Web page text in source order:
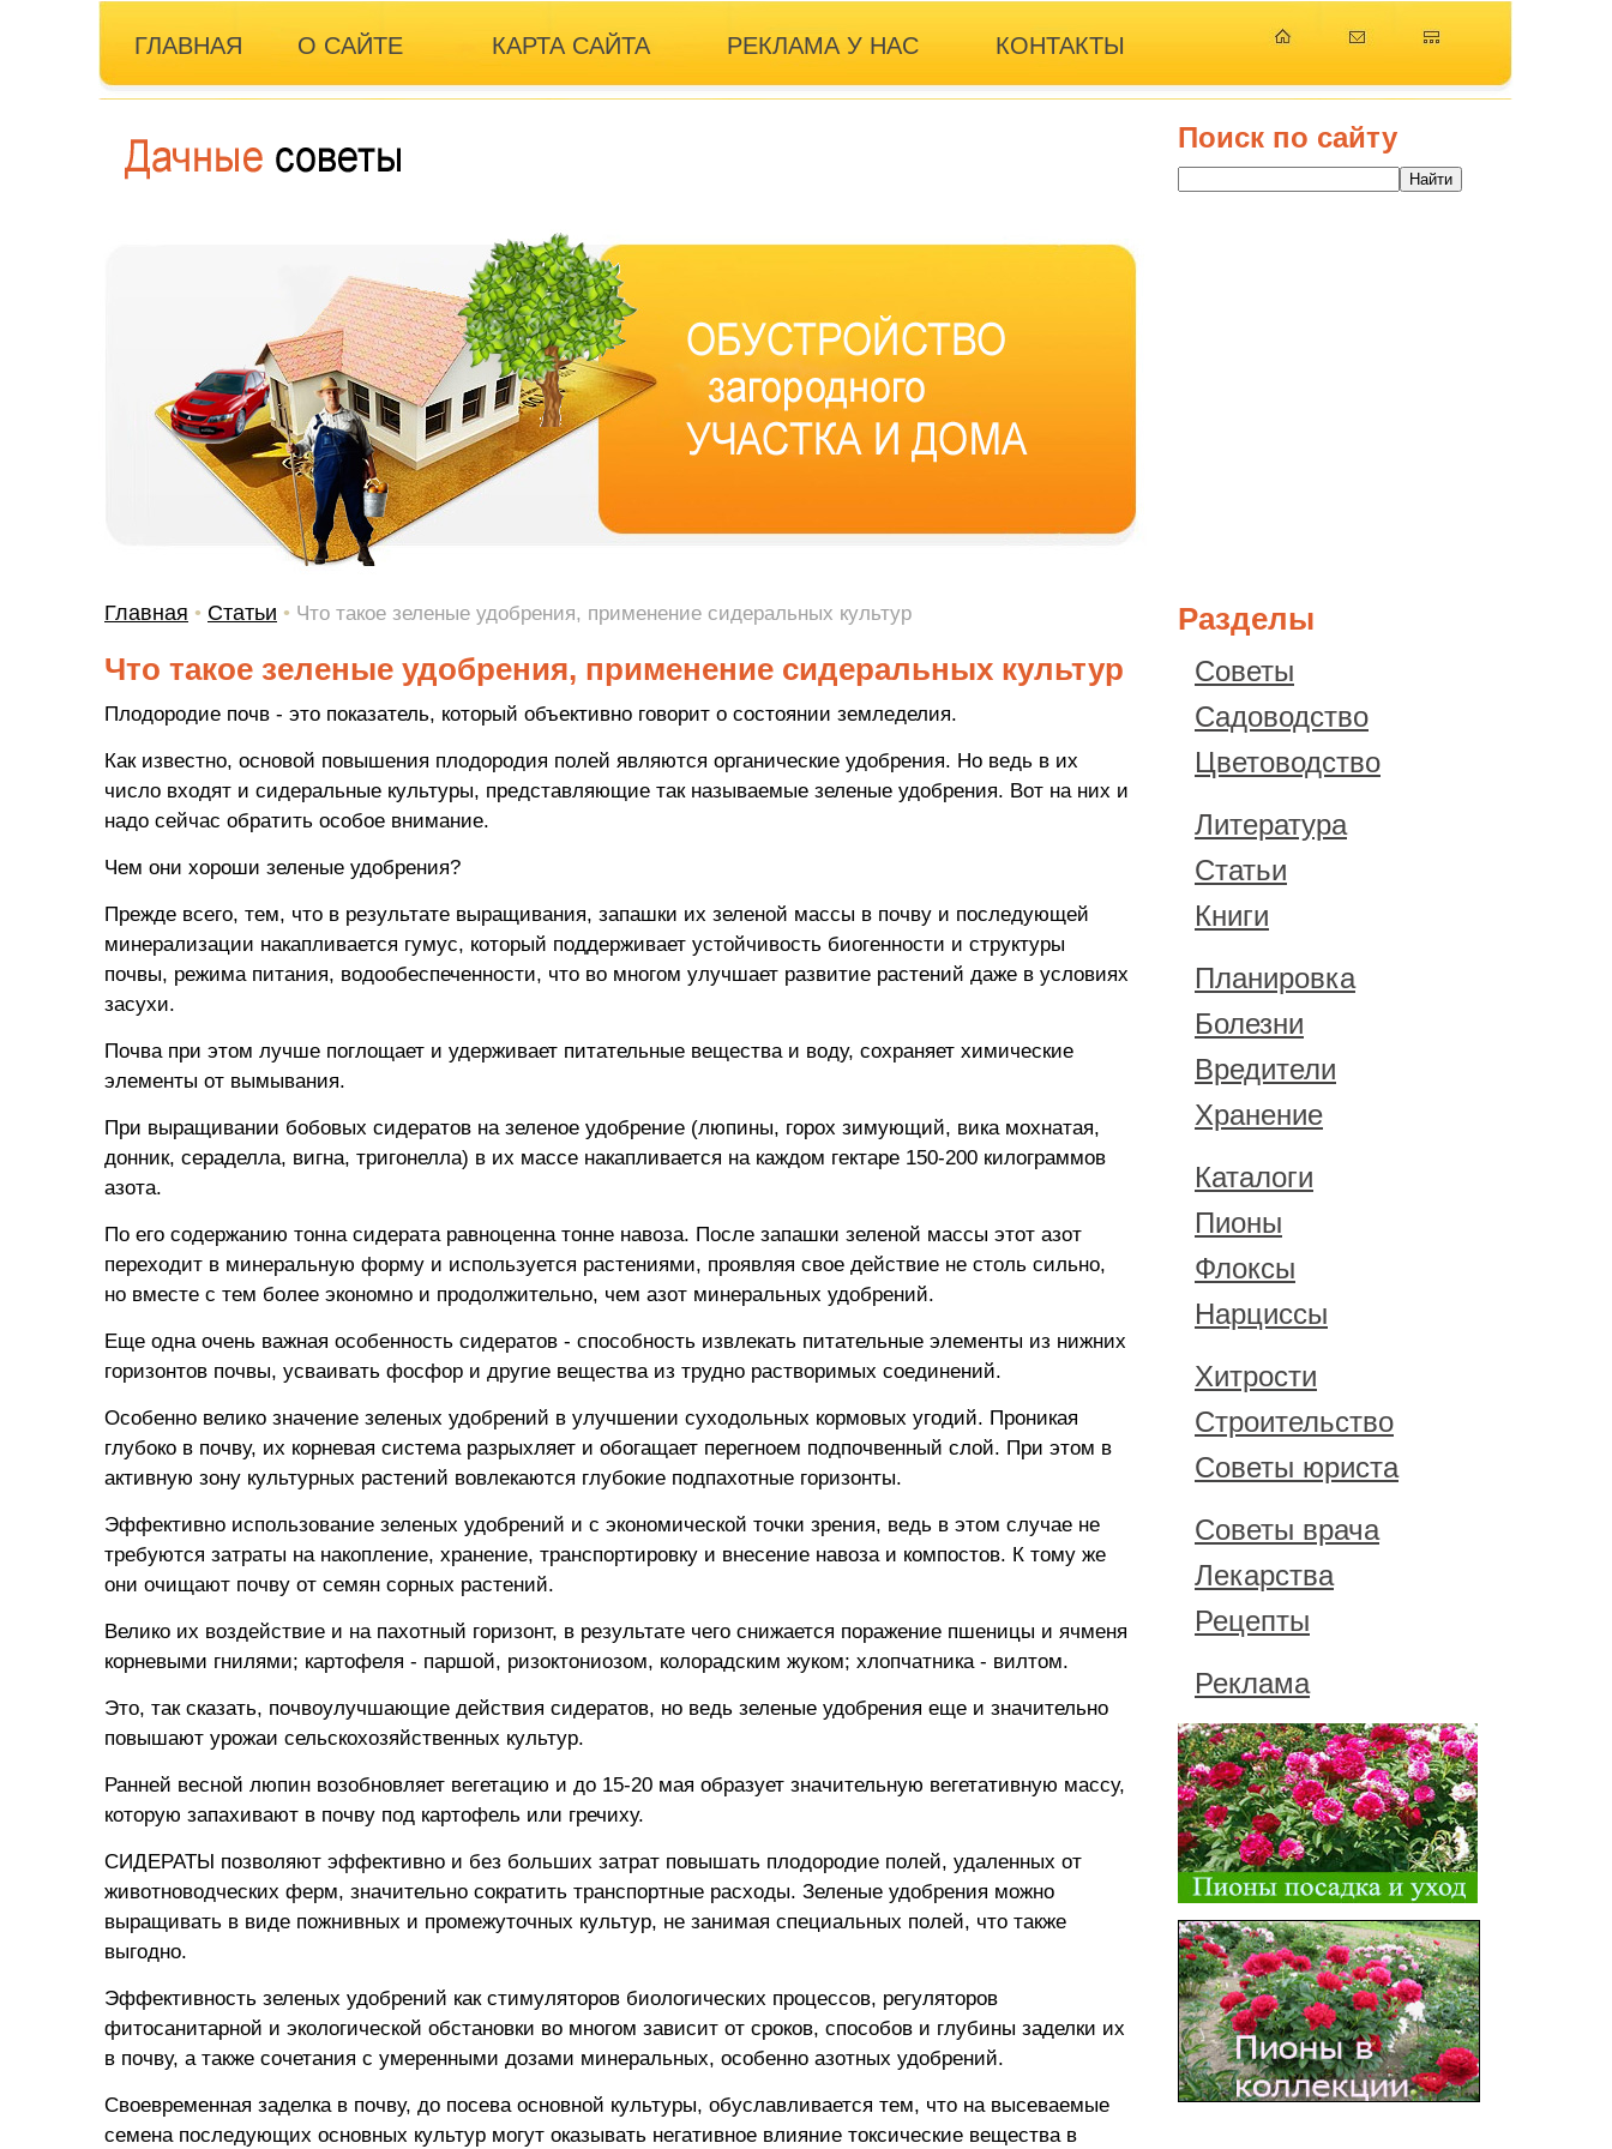
ГЛАВНАЯ О САЙТЕ КАРТА САЙТА РЕКЛАМА У НАС КОНТАКТЫ
Поиск по сайту
Главная • Статьи • Что такое зеленые удобрения, применение сидеральных культур
Что такое зеленые удобрения, применение сидеральных культур
Плодородие почв - это показатель, который объективно говорит о состоянии земледелия.
Как известно, основой повышения плодородия полей являются органические удобрения. Но ведь в их
число входят и сидеральные культуры, представляющие так называемые зеленые удобрения. Вот на них и
надо сейчас обратить особое внимание.
Чем они хороши зеленые удобрения?
Прежде всего, тем, что в результате выращивания, запашки их зеленой массы в почву и последующей
минерализации накапливается гумус, который поддерживает устойчивость биогенности и структуры
почвы, режима питания, водообеспеченности, что во многом улучшает развитие растений даже в условиях
засухи.
Почва при этом лучше поглощает и удерживает питательные вещества и воду, сохраняет химические
элементы от вымывания.
При выращивании бобовых сидератов на зеленое удобрение (люпины, горох зимующий, вика мохнатая,
донник, сераделла, вигна, тригонелла) в их массе накапливается на каждом гектаре 150-200 килограммов
азота.
По его содержанию тонна сидерата равноценна тонне навоза. После запашки зеленой массы этот азот
переходит в минеральную форму и используется растениями, проявляя свое действие не столь сильно,
но вместе с тем более экономно и продолжительно, чем азот минеральных удобрений.
Еще одна очень важная особенность сидератов - способность извлекать питательные элементы из нижних
горизонтов почвы, усваивать фосфор и другие вещества из трудно растворимых соединений.
Особенно велико значение зеленых удобрений в улучшении суходольных кормовых угодий. Проникая
глубоко в почву, их корневая система разрыхляет и обогащает перегноем подпочвенный слой. При этом в
активную зону культурных растений вовлекаются глубокие подпахотные горизонты.
Эффективно использование зеленых удобрений и с экономической точки зрения, ведь в этом случае не
требуются затраты на накопление, хранение, транспортировку и внесение навоза и компостов. К тому же
они очищают почву от семян сорных растений.
Велико их воздействие и на пахотный горизонт, в результате чего снижается поражение пшеницы и ячменя
корневыми гнилями; картофеля - паршой, ризоктониозом, колорадским жуком; хлопчатника - вилтом.
Это, так сказать, почвоулучшающие действия сидератов, но ведь зеленые удобрения еще и значительно
повышают урожаи сельскохозяйственных культур.
Ранней весной люпин возобновляет вегетацию и до 15-20 мая образует значительную вегетативную массу,
которую запахивают в почву под картофель или гречиху.
СИДЕРАТЫ позволяют эффективно и без больших затрат повышать плодородие полей, удаленных от
животноводческих ферм, значительно сократить транспортные расходы. Зеленые удобрения можно
выращивать в виде пожнивных и промежуточных культур, не занимая специальных полей, что также
выгодно.
Эффективность зеленых удобрений как стимуляторов биологических процессов, регуляторов
фитосанитарной и экологической обстановки во многом зависит от сроков, способов и глубины заделки их
в почву, а также сочетания с умеренными дозами минеральных, особенно азотных удобрений.
Своевременная заделка в почву, до посева основной культуры, обуславливается тем, что на высеваемые
семена последующих основных культур могут оказывать негативное влияние токсические вещества в
Разделы
Советы
Садоводство
Цветоводство
Литература
Статьи
Книги
Планировка
Болезни
Вредители
Хранение
Каталоги
Пионы
Флоксы
Нарциссы
Хитрости
Строительство
Советы юриста
Советы врача
Лекарства
Рецепты
Реклама